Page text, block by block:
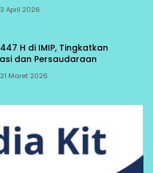
3 April 2026
H di IMIP, Tingkatkan
dan Persaudaraan
21 Maret 2026